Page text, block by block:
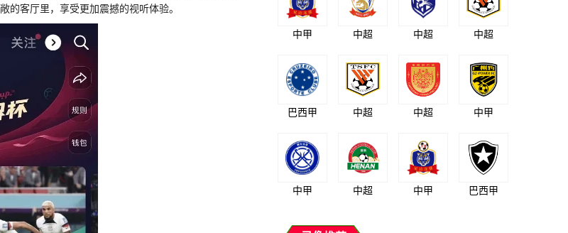
的客厅里，享受更加震撼的视听体验。
中甲 中超 中超 中超
巴西甲 中超 中超 中甲
中甲 中超 中甲 巴西甲